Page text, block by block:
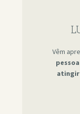
Vêm
atingir